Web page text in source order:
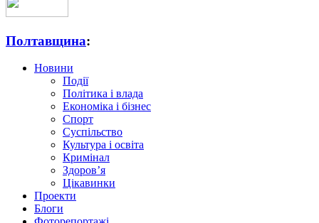
Полтавщина:
Новини
Події
Політика і влада
Економіка і бізнес
Спорт
Суспільство
Культура і освіта
Кримінал
Здоров’я
Цікавинки
Проекти
Блоги